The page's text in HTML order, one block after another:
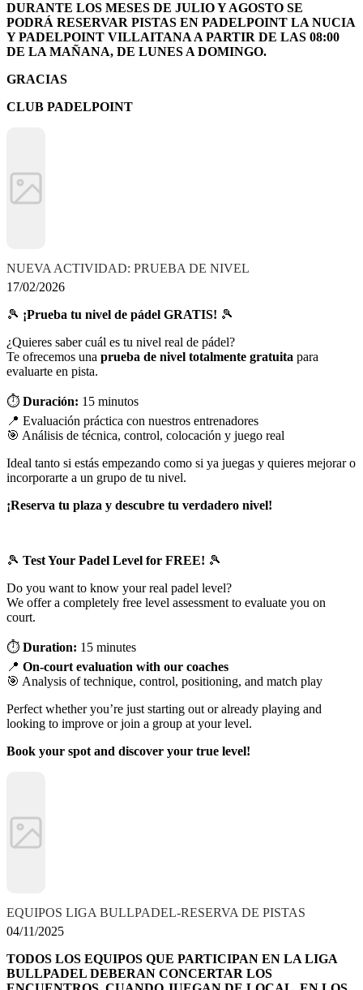
DURANTE LOS MESES DE JULIO Y AGOSTO SE
PODRÁ RESERVAR PISTAS EN PADELPOINT LA NUCIA
Y PADELPOINT VILLAITANA A PARTIR DE LAS 08:00
DE LA MAÑANA, DE LUNES A DOMINGO.
GRACIAS
CLUB PADELPOINT
NUEVA ACTIVIDAD: PRUEBA DE NIVEL
17/02/2026
🎾 ¡Prueba tu nivel de pádel GRATIS! 🎾
¿Quieres saber cuál es tu nivel real de pádel?
Te ofrecemos una prueba de nivel totalmente gratuita para
evaluarte en pista.
⏱ Duración: 15 minutos
📍 Evaluación práctica con nuestros entrenadores
🎯 Análisis de técnica, control, colocación y juego real
Ideal tanto si estás empezando como si ya juegas y quieres mejorar o
incorporarte a un grupo de tu nivel.
¡Reserva tu plaza y descubre tu verdadero nivel!
🎾 Test Your Padel Level for FREE! 🎾
Do you want to know your real padel level?
We offer a completely free level assessment to evaluate you on
court.
⏱ Duration: 15 minutes
📍 On-court evaluation with our coaches
🎯 Analysis of technique, control, positioning, and match play
Perfect whether you’re just starting out or already playing and
looking to improve or join a group at your level.
Book your spot and discover your true level!
EQUIPOS LIGA BULLPADEL-RESERVA DE PISTAS
04/11/2025
TODOS LOS EQUIPOS QUE PARTICIPAN EN LA LIGA
BULLPADEL DEBERAN CONCERTAR LOS